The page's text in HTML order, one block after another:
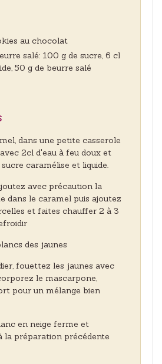
au chocolat
salé: 100 g de sucre, 6 cl
50 g de beurre salé
dans une petite casserole
2cl d'eau à feu doux et
caramélise et liquide.
avec précaution la
dans le caramel puis ajoutez
et faites chauffer 2 à 3
des jaunes
fouettez les jaunes avec
le mascarpone,
pour un mélange bien
en neige ferme et
la préparation précédente